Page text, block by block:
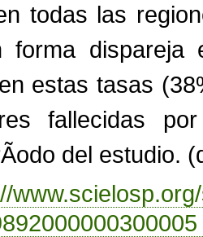
todas las
forma
estas tasas
fallecidas por
del estudio.